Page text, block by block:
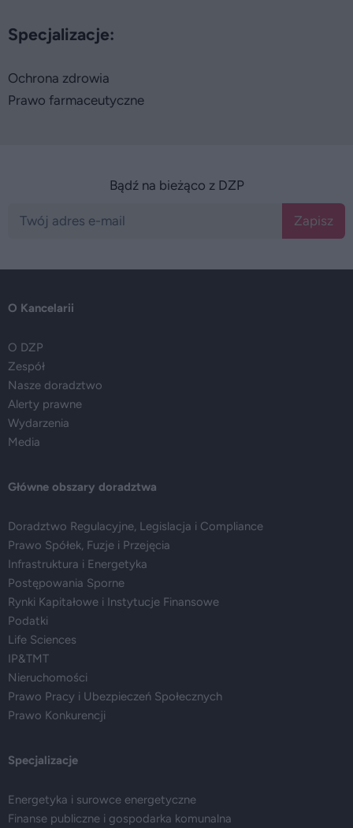
Specjalizacje:
Ochrona zdrowia
Prawo farmaceutyczne
Bądź na bieżąco z DZP
Zapisz
O Kancelarii
O DZP
Zespół
Nasze doradztwo
Alerty prawne
Wydarzenia
Media
Główne obszary doradztwa
Doradztwo Regulacyjne, Legislacja i Compliance
Prawo Spółek, Fuzje i Przejęcia
Infrastruktura i Energetyka
Postępowania Sporne
Rynki Kapitałowe i Instytucje Finansowe
Podatki
Life Sciences
IP&TMT
Nieruchomości
Prawo Pracy i Ubezpieczeń Społecznych
Prawo Konkurencji
Specjalizacje
Energetyka i surowce energetyczne
Finanse publiczne i gospodarka komunalna